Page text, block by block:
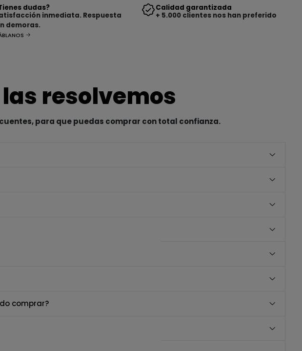
dudas?
inmediata. Respuesta
demoras.
Calidad garantizada
+ 5.000 clientes nos han preferido
resolvemos
para que puedas comprar con total confianza.
comprar?